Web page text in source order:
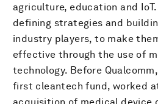
agriculture, education and
defining strategies and
industry players, to make
effective through the use of
technology. Before
first cleantech fund, worked